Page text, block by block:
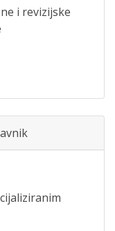
i revizijske